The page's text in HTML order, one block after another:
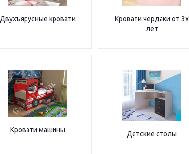
Двухъярусные кровати
Кровати чердаки от 3х
лет
Кровати машины Детские столы